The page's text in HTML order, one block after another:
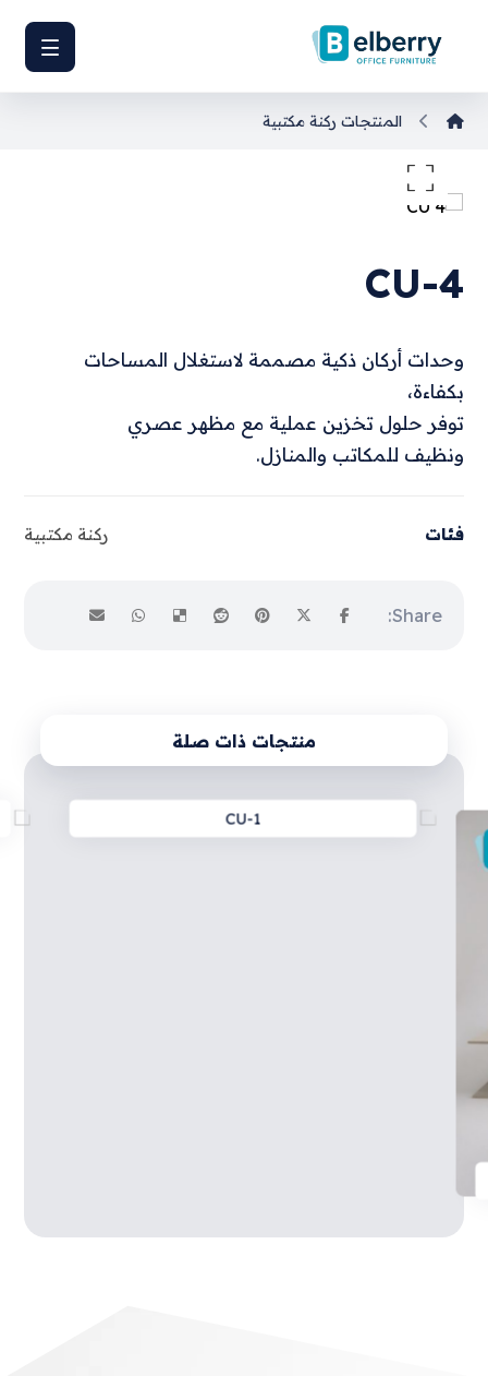
المنتجات ركنة مكتبية
CU-4
وحدات أركان ذكية مصممة لاستغلال المساحات
بكفاءة،
توفر حلول تخزين عملية مع مظهر عصري
ونظيف للمكاتب والمنازل.
فئات ركنة مكتبية
منتجات ذات صلة
CU-1